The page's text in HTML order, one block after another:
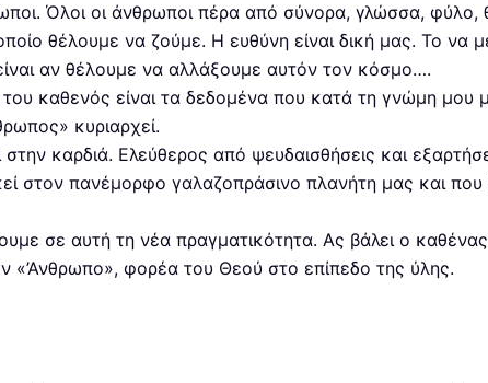
Όλοι οι άνθρωποι πέρα από σύνορα, γλώσσα, φύλο,
θέλουμε να ζούμε. Η ευθύνη είναι δική μας. Το να
αν θέλουμε να αλλάξουμε αυτόν τον κόσμο….
καθενός είναι τα δεδομένα που κατά τη γνώμη μου
κυριαρχεί.
καρδιά. Ελεύθερος από ψευδαισθήσεις και
στον πανέμορφο γαλαζοπράσινο πλανήτη μας και
σε αυτή τη νέα πραγματικότητα. Ας βάλει ο
φορέα του Θεού στο επίπεδο της ύλης.